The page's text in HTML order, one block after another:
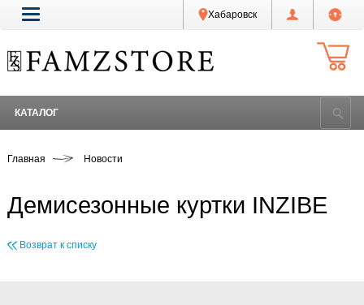
Хабаровск
КАТАЛОГ
Главная Новости
Демисезонные куртки INZIBE
Возврат к списку